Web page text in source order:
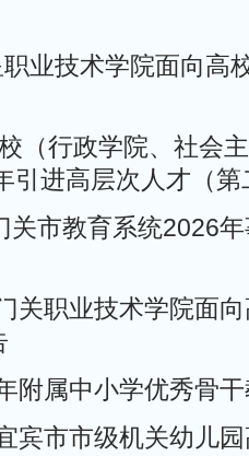
业技术学院面向高
（行政学院、社会
引进高层次人才（第
关市教育系统2026
关职业技术学院面
附属中小学优秀骨
宾市市级机关幼儿